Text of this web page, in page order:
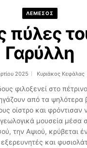
ΛΕΜΕΣΟΣ
πύλες
Γαρύλλη
2025 Κυριάκος Κεφάλας
φιλοξενεί στο
από τα ψηλότερα
οίστρο και
μουσεία μέσα
την Αψιού, κρύβεται
εξερευνητές και